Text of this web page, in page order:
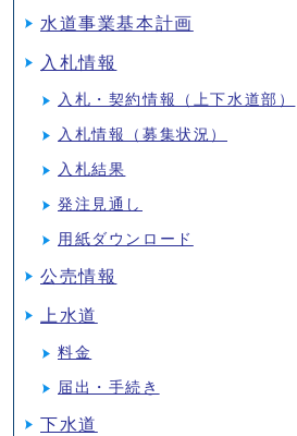
水道事業基本計画
入札情報
入札・契約情報（上下水道部）
入札情報（募集状況）
入札結果
発注見通し
用紙ダウンロード
公売情報
上水道
料金
届出・手続き
下水道